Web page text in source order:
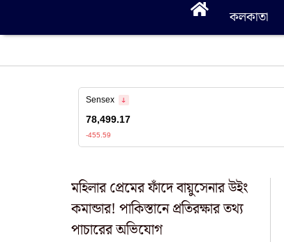
কলকাতা
মহিলার প্রেমের ফাঁদে বায়ুসেনার উইং
কমান্ডার! পাকিস্তানে প্রতিরক্ষার তথ্য
পাচারের অভিযোগ